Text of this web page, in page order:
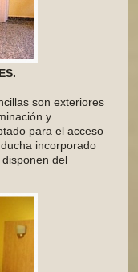
son exteriores
y
para el acceso
incorporado
del